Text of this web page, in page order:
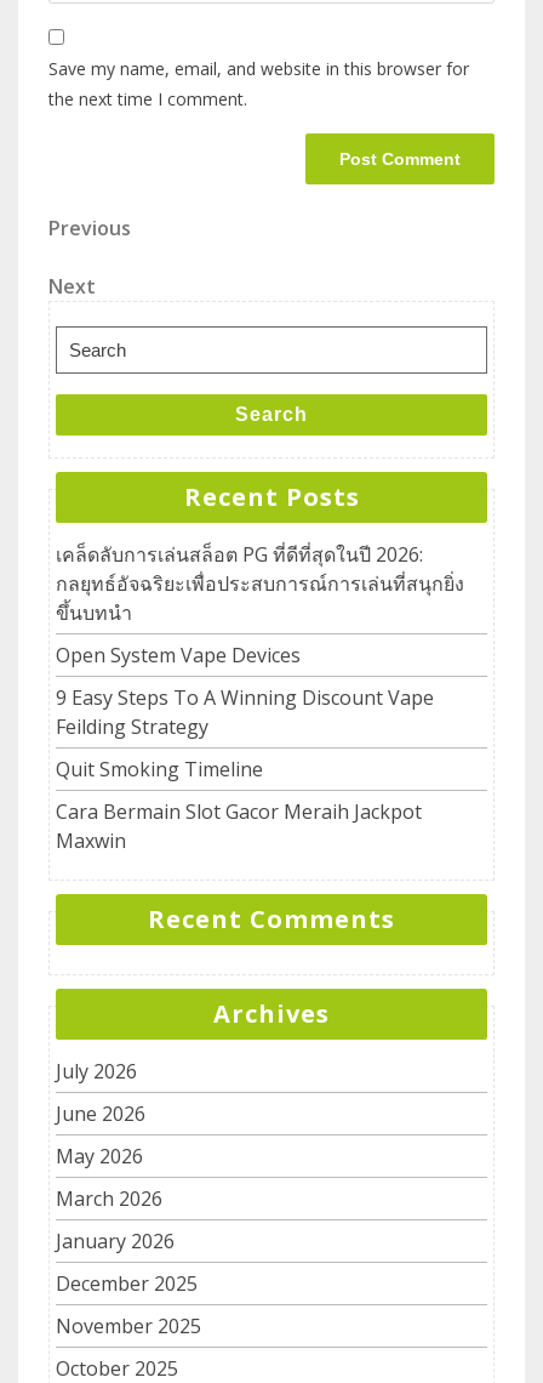
Save my name, email, and website in this browser for
the next time I comment.
Previous
Next
Search
Recent Posts
เคล็ดลับการเล่นสล็อต PG ที่ดีที่สุดในปี 2026:
กลยุทธ์อัจฉริยะเพื่อประสบการณ์การเล่นที่สนุกยิ่ง
ขึ้นบทนำ
Open System Vape Devices
9 Easy Steps To A Winning Discount Vape
Feilding Strategy
Quit Smoking Timeline
Cara Bermain Slot Gacor Meraih Jackpot
Maxwin
Recent Comments
Archives
July 2026
June 2026
May 2026
March 2026
January 2026
December 2025
November 2025
October 2025